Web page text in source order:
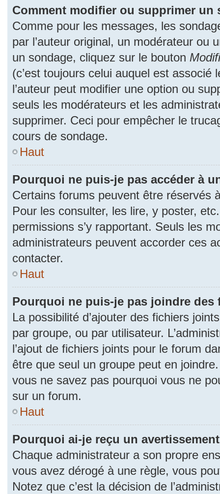
Comment modifier ou supprimer un
Comme pour les messages, les
par l’auteur original, un modérateur ou
un sondage, cliquez sur le bouton
(c’est toujours celui auquel est associé
l’auteur peut modifier une option ou
seuls les modérateurs et les
supprimer. Ceci pour empêcher le
cours de sondage.
Haut
Pourquoi ne puis-je pas accéder à
Certains forums peuvent être réservés
Pour les consulter, les lire, y poster,
permissions s’y rapportant. Seuls les
administrateurs peuvent accorder ces
contacter.
Haut
Pourquoi ne puis-je pas joindre des
La possibilité d’ajouter des fichiers
par groupe, ou par utilisateur.
l’ajout de fichiers joints pour le forum
être que seul un groupe peut en
vous ne savez pas pourquoi vous ne
sur un forum.
Haut
Pourquoi ai-je reçu un
Chaque administrateur a son propre
vous avez dérogé à une règle, vous
Notez que c’est la décision de